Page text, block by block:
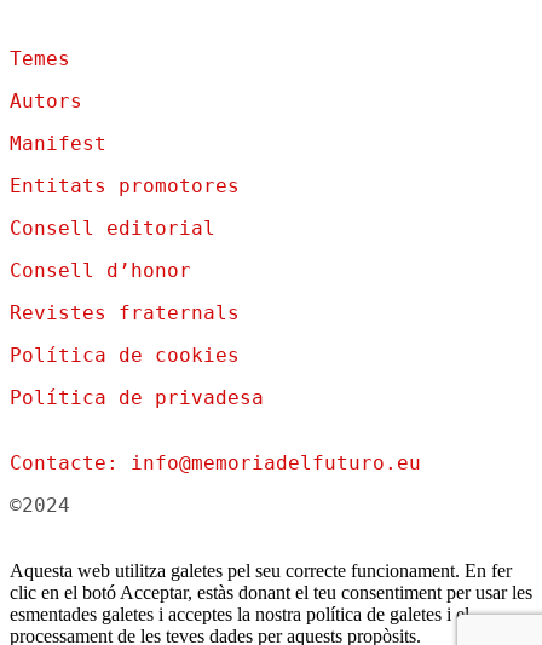
Temes
Autors
Manifest
Entitats promotores
Consell editorial
Consell d’honor
Revistes fraternals
Política de cookies
Política de privadesa
Contacte: info@memoriadelfuturo.eu
©2024
Aquesta web utilitza galetes pel seu correcte funcionament. En fer
clic en el botó Acceptar, estàs donant el teu consentiment per usar les
esmentades galetes i acceptes la nostra política de galetes i el
processament de les teves dades per aquests propòsits.